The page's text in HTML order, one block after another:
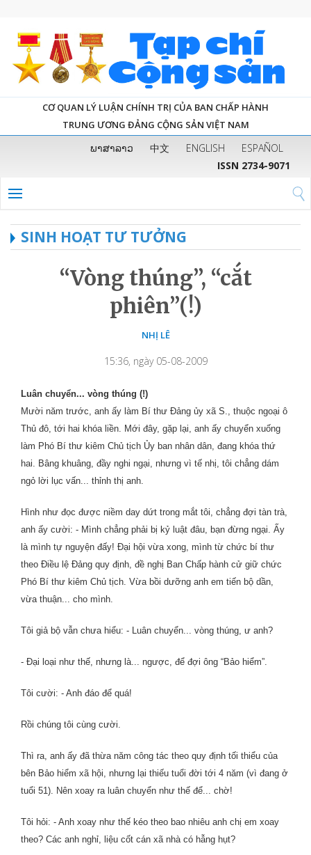
CƠ QUAN LÝ LUẬN CHÍNH TRỊ CỦA BAN CHẤP HÀNH
TRUNG ƯƠNG ĐẢNG CỘNG SẢN VIỆT NAM
ພາສາລາວ 中文 ENGLISH
ESPAÑOL
ISSN 2734-9071
SINH HOẠT TƯ TƯỞNG
“Vòng thúng”, “cắt
phiên”(!)
NHỊ LÊ
15:36, ngày 05-08-2009
Luân chuyển... vòng thúng (!)
Mười năm trước, anh ấy làm Bí thư Đảng ủy xã S., thuộc ngoại ô
Thủ đô, tới hai khóa liền. Mới đây, gặp lại, anh ấy chuyển xuống
làm Phó Bí thư kiêm Chủ tịch Ủy ban nhân dân, đang khóa thứ
hai. Bâng khuâng, đầy nghi ngại, nhưng vì tế nhị, tôi chẳng dám
ngỏ lời lục vấn... thỉnh thị anh.
Hình như đọc được niềm day dứt trong mắt tôi, chẳng đợi tàn trà,
anh ấy cười: - Mình chẳng phải bị kỷ luật đâu, bạn đừng ngại. Ấy
là mình tự nguyện đấy! Đại hội vừa xong, mình từ chức bí thư
theo Điều lệ Đảng quy định, đề nghị Ban Chấp hành cử giữ chức
Phó Bí thư kiêm Chủ tịch. Vừa bồi dưỡng anh em tiến bộ dần,
vừa thuận... cho mình.
Tôi giả bộ vẫn chưa hiểu: - Luân chuyển... vòng thúng, ư anh?
- Đại loại như thế, nhưng là... ngược, để đợi ông “Bảo hiểm”.
Tôi cười: - Anh đáo để quá!
Rồi chúng tôi cùng cười.
Thì ra, anh ấy đã thừa năm công tác theo quy định tối thiểu của
bên Bảo hiểm xã hội, nhưng lại thiếu tuổi đời tới 4 năm (vì đang ở
tuổi 51). Nên xoay ra luân chuyển như thế để... chờ!
Tôi hỏi: - Anh xoay như thế kéo theo bao nhiêu anh chị em xoay
theo? Các anh nghỉ, liệu cốt cán xã nhà có hẫng hụt?